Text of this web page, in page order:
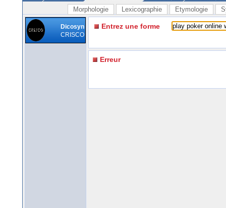
Morphologie Lexicographie Etymologie
Dicosyn
CRISCO
Entrez une forme
Erreur